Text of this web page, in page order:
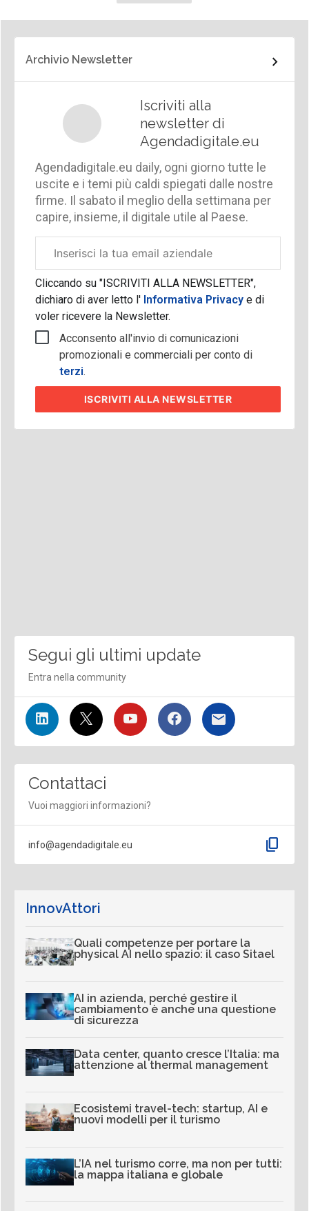
Archivio Newsletter
Iscriviti alla
newsletter di
Agendadigitale.eu
Agendadigitale.eu daily, ogni giorno tutte le
uscite e i temi più caldi spiegati dalle nostre
firme. Il sabato il meglio della settimana per
capire, insieme, il digitale utile al Paese.
aziendale
Cliccando su "ISCRIVITI ALLA NEWSLETTER",
dichiaro di aver letto l'Informativa Privacy e di
voler ricevere la Newsletter.
Acconsento all'invio di comunicazioni
promozionali e commerciali per conto di
terzi.
ISCRIVITI ALLA NEWSLETTER
Segui gli ultimi update
Entra nella community
Contattaci
Vuoi maggiori informazioni?
info@agendadigitale.eu content_copy
InnovAttori
Quali competenze per portare la
physical AI nello spazio: il caso Sitael
AI in azienda, perché gestire il
cambiamento è anche una questione
di sicurezza
Data center, quanto cresce l’Italia: ma
attenzione al thermal management
Ecosistemi travel-tech: startup, AI e
nuovi modelli per il turismo
L’IA nel turismo corre, ma non per tutti:
la mappa italiana e globale